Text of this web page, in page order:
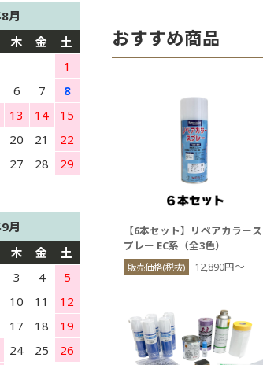
おすすめ商品
【6本セット】リペアカラース
プレー EC系（全3色）
販売価格(税抜) 12,890円〜
月
木 金
土
1
6 7
8
13 14
15
20 21
22
27 28
29
月
木 金
土
3 4
5
10 11
12
17 18
19
24 25
26